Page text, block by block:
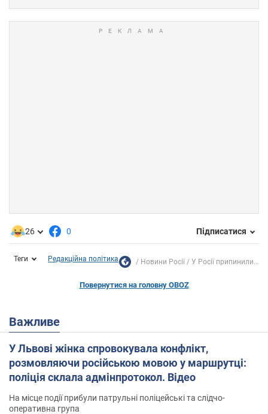
26 0 Підписатися
Теги Редакційна політика Новини Росії У Росії припинили...
Повернутися на головну OBOZ
Важливе
У Львові жінка спровокувала конфлікт,
розмовляючи російською мовою у маршрутці:
поліція склала адмінпротокол. Відео
На місце події прибули патрульні поліцейські та слідчо-
оперативна група